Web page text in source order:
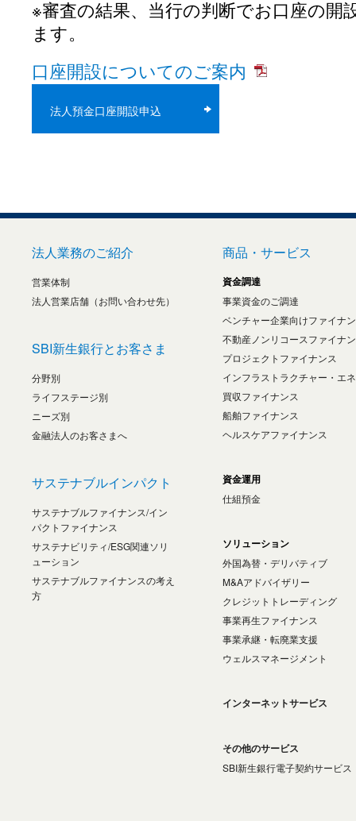
※審査の結果、当行の判断でお口座の開
ます。
口座開設についてのご案内
法人預金口座開設申込
法人業務のご紹介
営業体制
法人営業店舗（お問い合わせ先）
SBI新生銀行とお客さま
分野別
ライフステージ別
ニーズ別
金融法人のお客さまへ
サステナブルインパクト
サステナブルファイナンス/イン
パクトファイナンス
サステナビリティ/ESG関連ソリ
ューション
サステナブルファイナンスの考え
方
商品・サービス
資金調達
事業資金のご調達
ベンチャー企業向けファイナ
不動産ノンリコースファイナ
プロジェクトファイナンス
インフラストラクチャー・エ
買収ファイナンス
船舶ファイナンス
ヘルスケアファイナンス
資金運用
仕組預金
ソリューション
外国為替・デリバティブ
M&Aアドバイザリー
クレジットトレーディング
事業再生ファイナンス
事業承継・転廃業支援
ウェルスマネージメント
インターネットサービス
その他のサービス
SBI新生銀行電子契約サービス